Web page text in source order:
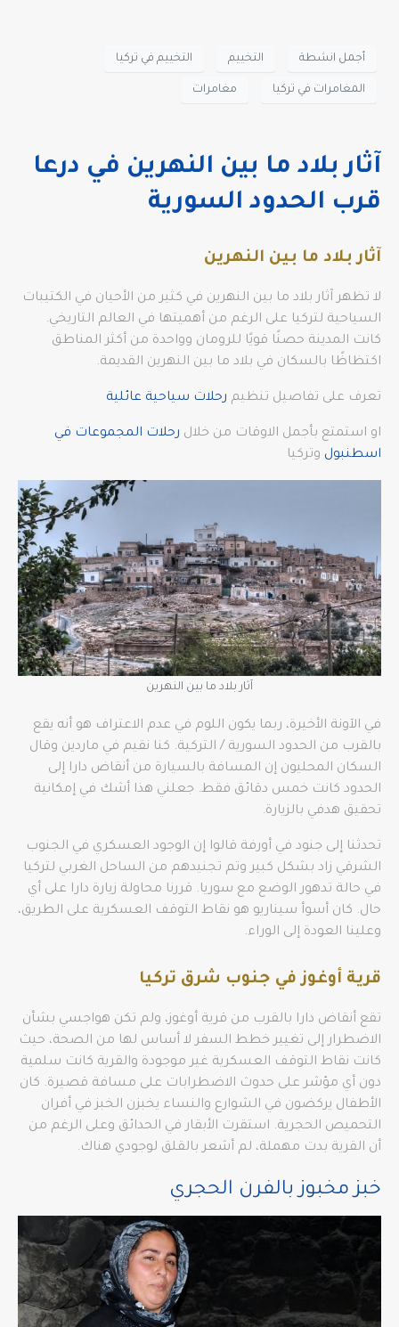
أجمل انشطة التخييم التخييم في تركيا
المغامرات في تركيا مغامرات
آثار بلاد ما بين النهرين في درعا
قرب الحدود السورية
آثار بلاد ما بين النهرين
لا تظهر آثار بلاد ما بين النهرين في كثير من الأحيان في الكتيبات
السياحية لتركيا على الرغم من أهميتها في العالم التاريخي.
كانت المدينة حصنًا قويًا للرومان وواحدة من أكثر المناطق
اكتظاظًا بالسكان في بلاد ما بين النهرين القديمة.
تعرف على تفاصيل تنظيم رحلات سياحية عائلية
او استمتع بأجمل الاوقات من خلال رحلات المجموعات في
اسطنبول وتركيا
آثار بلاد ما بين النهرين
في الآونة الأخيرة، ربما يكون اللوم في عدم الاعتراف هو أنه يقع
بالقرب من الحدود السورية / التركية. كنا نقيم في ماردين وقال
السكان المحليون إن المسافة بالسيارة من أنقاض دارا إلى
الحدود كانت خمس دقائق فقط. جعلني هذا أشك في إمكانية
تحقيق هدفي بالزيارة.
تحدثنا إلى جنود في أورفة قالوا إن الوجود العسكري في الجنوب
الشرقي زاد بشكل كبير وتم تجنيدهم من الساحل الغربي لتركيا
في حالة تدهور الوضع مع سوريا. قررنا محاولة زيارة دارا على أي
حال. كان أسوأ سيناريو هو نقاط التوقف العسكرية على الطريق،
وعلينا العودة إلى الوراء.
قرية أوغوز في جنوب شرق تركيا
تقع أنقاض دارا بالقرب من قرية أوغوز، ولم تكن هواجسي بشأن
الاضطرار إلى تغيير خطط السفر لا أساس لها من الصحة، حيث
كانت نقاط التوقف العسكرية غير موجودة والقرية كانت سلمية
دون أي مؤشر على حدوث الاضطرابات على مسافة قصيرة. كان
الأطفال يركضون في الشوارع والنساء يخبزن الخبز في أفران
التحميص الحجرية. استقرت الأبقار في الحدائق وعلى الرغم من
أن القرية بدت مهملة، لم أشعر بالقلق لوجودي هناك.
خبز مخبوز بالفرن الحجري